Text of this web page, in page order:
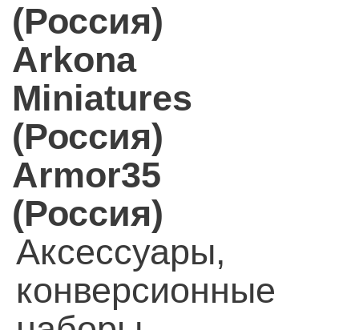
(Россия)
Arkona
Miniatures
(Россия)
Armor35
(Россия)
Аксессуары,
конверсионные